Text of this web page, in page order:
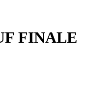
FINALE